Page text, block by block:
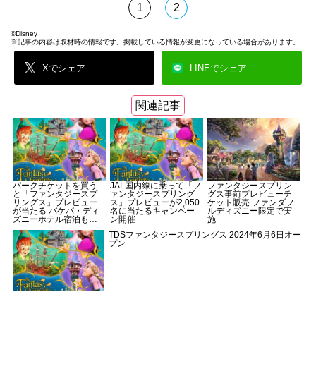
1
2
©Disney
※記事の内容は取材時の情報です。掲載している情報が変更になっている場合があります。
Xでシェア LINEでシェア
関連記事
パークチケットを買う
と「ファンタジースプ
リングス」プレビュー
が当たる バケパ・ディ
ズニーホテル宿泊も合
計4,200名にプレゼント
JAL国内線に乗って「フ
ァンタジースプリング
ス」プレビューが2,050
名に当たるキャンペー
ン開催
ファンタジースプリン
グス事前プレビューチ
ケット販売 ファンダフ
ルディズニー限定で実
施
TDSファンタジースプリングス 2024年6月6日オー
プン